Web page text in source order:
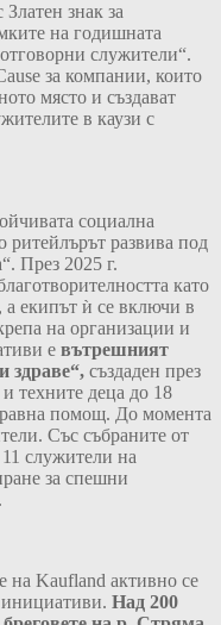
знак за
на годишната
служители“.
за компании, които
място и създават
в каузи с
социална
ритейлърът развива под
През 2025 г.
като
а екипът ѝ се включи в
на организации и
е вътрешният
здраве“, създаден през
техните деца до 18
помощ. До момента
Със събраните от
служители на
за спешни
на Kaufland активно се
Над 200